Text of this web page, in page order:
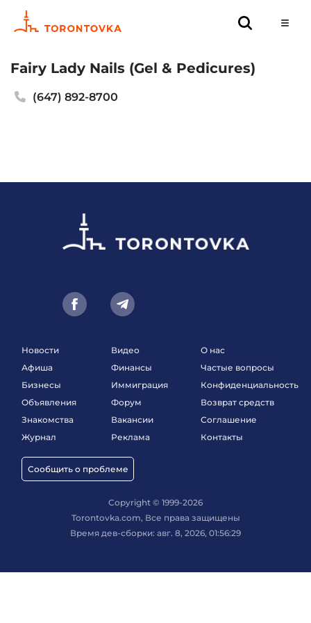
Fairy Lady Nails (Gel & Pedicures)
(647) 892-8700
Новости
Афиша
Бизнесы
Объявления
Знакомства
Журнал
Сообщить о проблеме
Видео
Финансы
Иммиграция
Форум
Вакансии
Реклама
О нас
Частые вопросы
Конфиденциальность
Возврат средств
Соглашение
Контакты
Copyright © 1999-2026
Torontovka.com, Все права защищены
Время дев-сборки: авг. 8, 2026, 01:56:29